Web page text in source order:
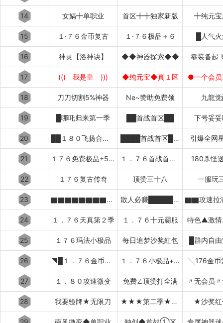
14 女娲╋单职业 首区╋╋独家新版 ╋纯元
15 １·７６金币复古 １·７６极品＋６ █人气
16 神灵【洛神诀】 ◆◆神器探索◆◆ 靠装备起
17 ((( 我是皇 ))) ◆纯元宝◆真１区 ●一个会
18 刀刀切割5%神器 Ne~赞助免费领 九龍
19 █哪吒归来第一季 ██首战首区██ 下号妥
20 ██１８０飞扬合击██ ████首战首区████ 引爆全网
21 １７６免费极品+5〓道招猛虎〓 １．７６首战首区刚开１秒███ 180杀怪
22 １７６复古传奇 顶赞三十八 一服玩
23 ▇▇▇▇▇▇▇▇▇▇太初之始 散人必赚█████████
24 １．７６天真第２季 １．７６十元霸服 特色▲激
25 １７６玛法小极品 每日追梦沙奖紅包 █群内自
26 ◥█１．７６金币复古 １．７６小极品+５██◤ ╲176金
27 １．８０攻速微变 免费∠顶赞打全满 〃无会员
28 我要验牌★无限刀 ★★★第二季★★★ ★沙奖